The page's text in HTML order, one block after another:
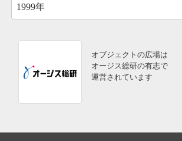
1999年
オブジェクトの広場は
オージス総研の有志で
運営されています